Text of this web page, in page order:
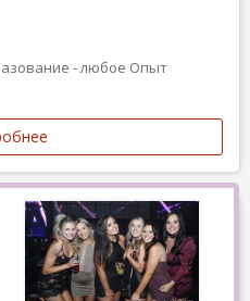
- любое Опыт